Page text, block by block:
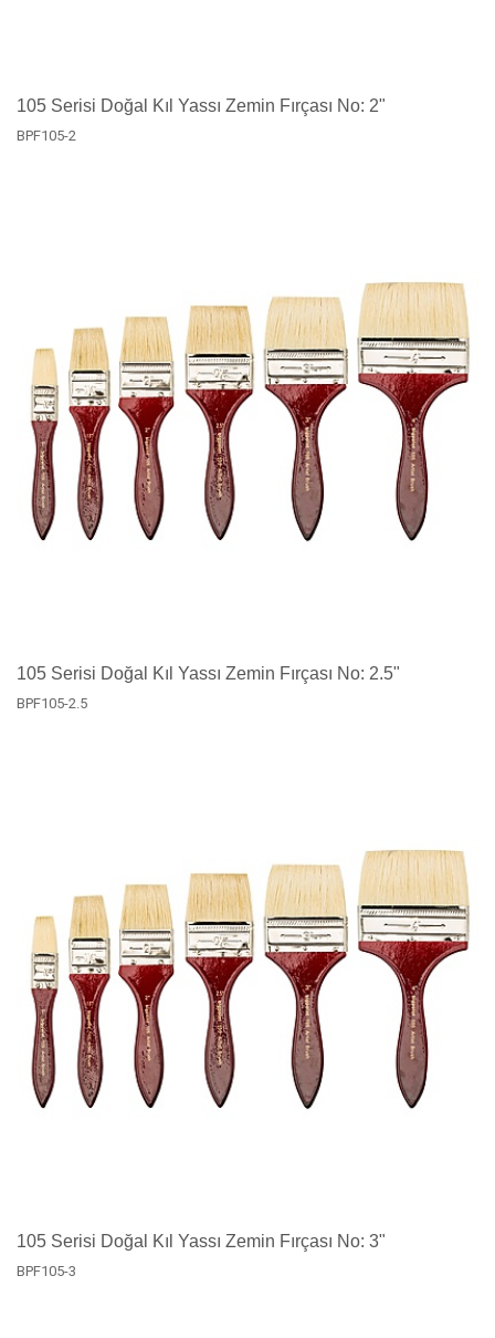
105 Serisi Doğal Kıl Yassı Zemin Fırçası No: 2"
BPF105-2
105 Serisi Doğal Kıl Yassı Zemin Fırçası No: 2.5"
BPF105-2.5
105 Serisi Doğal Kıl Yassı Zemin Fırçası No: 3"
BPF105-3